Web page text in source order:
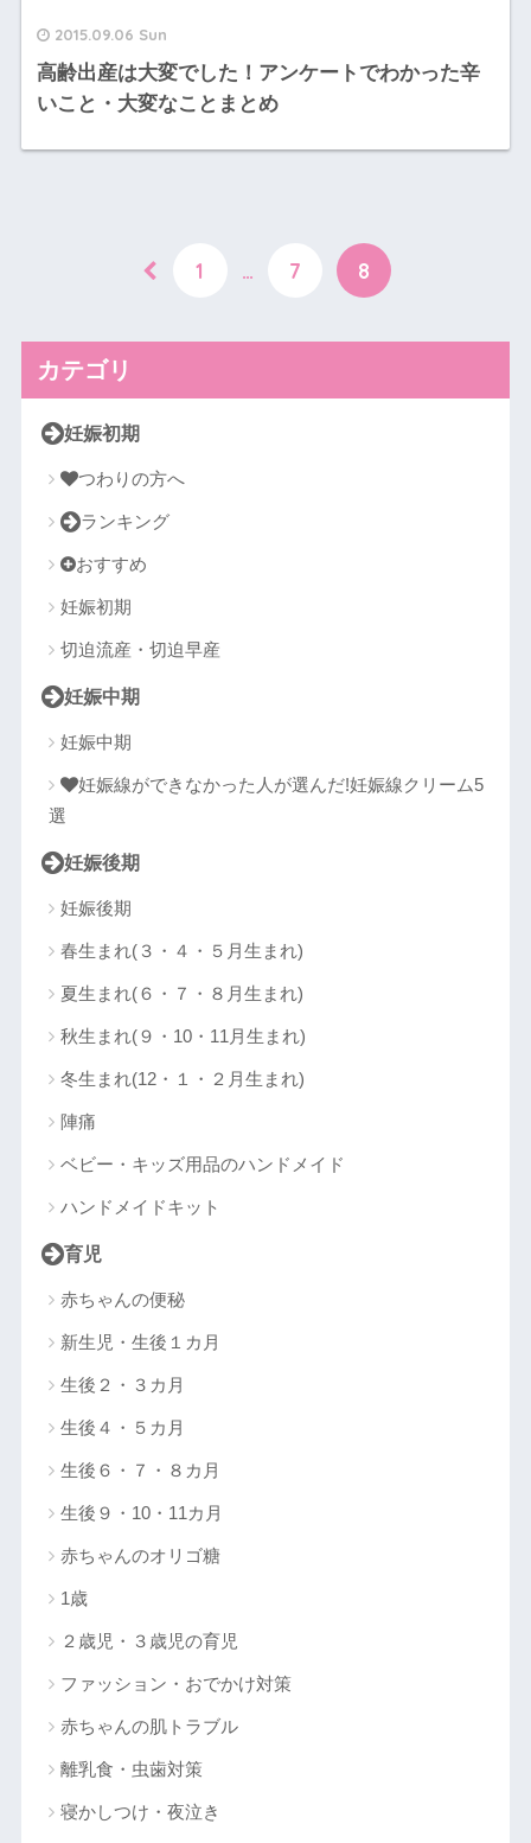
2015.09.06 Sun
高齢出産は大変でした！アンケートでわかった辛
いこと・大変なことまとめ
1 … 7 8
カテゴリ
妊娠初期
つわりの方へ
ランキング
おすすめ
妊娠初期
切迫流産・切迫早産
妊娠中期
妊娠中期
妊娠線ができなかった人が選んだ!妊娠線クリーム5
選
妊娠後期
妊娠後期
春生まれ(３・４・５月生まれ)
夏生まれ(６・７・８月生まれ)
秋生まれ(９・10・11月生まれ)
冬生まれ(12・１・２月生まれ)
陣痛
ベビー・キッズ用品のハンドメイド
ハンドメイドキット
育児
赤ちゃんの便秘
新生児・生後１カ月
生後２・３カ月
生後４・５カ月
生後６・７・８カ月
生後９・10・11カ月
赤ちゃんのオリゴ糖
1歳
２歳児・３歳児の育児
ファッション・おでかけ対策
赤ちゃんの肌トラブル
離乳食・虫歯対策
寝かしつけ・夜泣き